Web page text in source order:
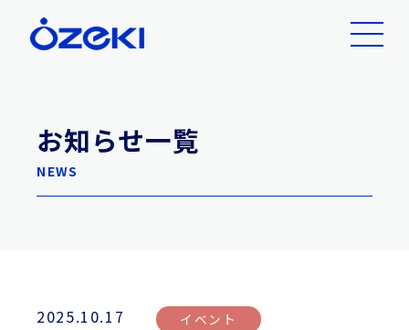
お知らせ一覧
NEWS
2025.10.17 イベント